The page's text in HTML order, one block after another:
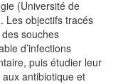
(Université de
Les objectifs tracés
souches
d’infections
puis étudier leur
antibiotique et